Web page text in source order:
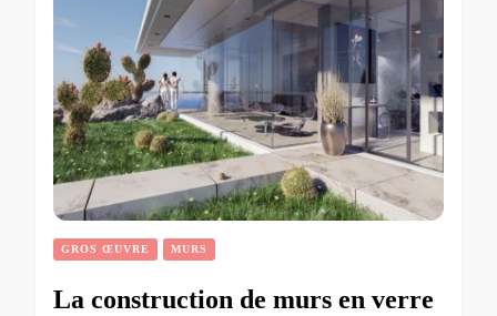
GROS ŒUVRE MURS
La construction de murs en verre